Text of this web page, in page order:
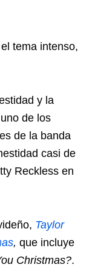
tema intenso,
y la
de los
de la banda
casi de
Reckless en
Taylor
, que incluye
Christmas?.